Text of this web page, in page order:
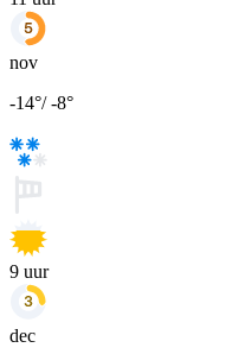
nov
-14°/-8°
9 uur
dec